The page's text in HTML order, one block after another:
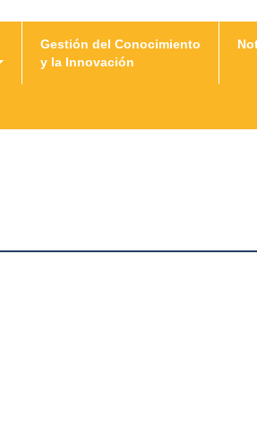
Gestión del Conocimiento
y la Innovación